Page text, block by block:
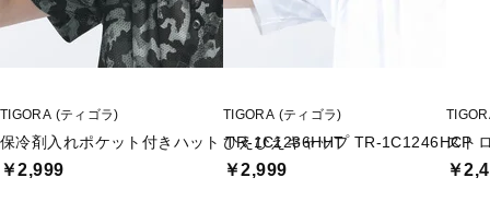
TIGORA (ティゴラ)
保冷剤入れポケット付きハット TR-1C1236HHT
￥2,999
TIGORA (ティゴラ)
ひえひえキャップ TR-1C1246HCP
￥2,999
スト
￥